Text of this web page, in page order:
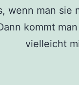
wenn man
kommt
vielleicht